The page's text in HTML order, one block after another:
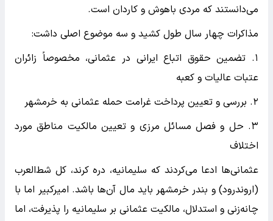
می‌دانستند که مردی باهوش و کاردان است.
مذاکرات چهار سال طول کشید و سه موضوع اصلی داشت:
۱. تضمین حقوق اتباع ایرانی در عثمانی، مخصوصاً زائران
عتبات عالیات و کعبه
۲. بررسی و تعیین پرداخت غرامت حمله عثمانی به خرمشهر
۳. حل و فصل مسائل مرزی و تعیین مالکیت مناطق مورد
اختلاف
عثمانی‌ها ادعا می‌کردند که سلیمانیه، دره کرند، کل شط‌العرب
(اروندرود) و بندر خرمشهر باید مال آن‌ها باشد. امیرکبیر اما با
چانه‌زنی و استدلال، مالکیت عثمانی بر سلیمانیه را پذیرفت، اما